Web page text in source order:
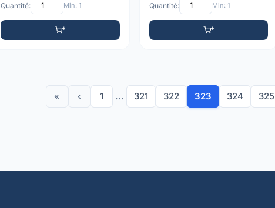
Quantité: Min: 1 Quantité: Min: 1
« ‹ 1 ... 321 322 323 324 325